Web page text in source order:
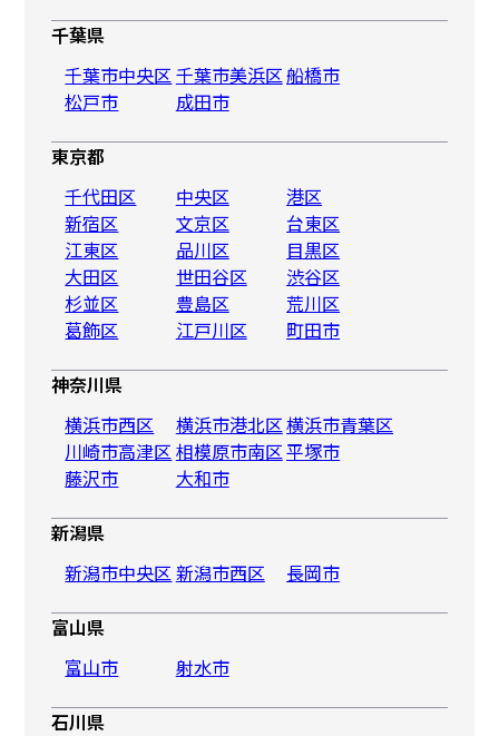
千葉県
千葉市中央区千葉市美浜区船橋市
松戸市
成田市
東京都
千代田区
中央区
港区
新宿区
文京区
台東区
江東区
品川区
目黒区
大田区
世田谷区
渋谷区
杉並区
豊島区
荒川区
葛飾区
江戸川区 町田市
神奈川県
横浜市西区
横浜市港北区横浜市青葉区
川崎市高津区相模原市南区平塚市
藤沢市
大和市
新潟県
新潟市中央区新潟市西区 長岡市
富山県
富山市
射水市
石川県